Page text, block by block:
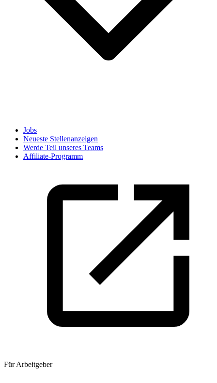
Jobs
Neueste Stellenanzeigen
Werde Teil unseres Teams
Affiliate-Programm
Für Arbeitgeber